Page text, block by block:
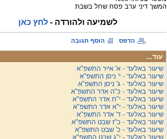
המשך דיני ערב פסח שחל בשבת
לשמיעה ולהורדה - לחץ כאן
הדפס הוסף תגובה
עוד...
שיעור באלעד - א' אייר התשפ"א
שיעור באלעד - י' ניסן התשפ"א
שיעור באלעד - ג' ניסן התשפ"א
שיעור באלעד - כ"ה אדר התשפ"א
שיעור באלעד - י"ח אדר התשפ"א
שיעור באלעד - י"א אדר התשפ"א
שיעור באלעד - ד' אדר התשפ"א
שיעור באלעד - כ"ז שבט התשפ"א
שיעור באלעד - כ' שבט התשפ"א
שיעור באלעד - י"ג שבט התשפ"א